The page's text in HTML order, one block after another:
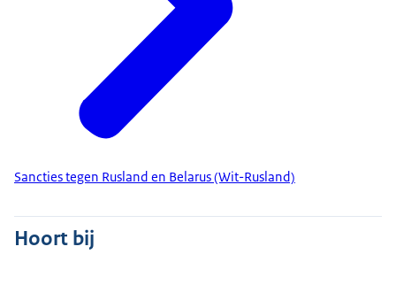
Sancties tegen Rusland en Belarus (Wit-Rusland)
Hoort bij